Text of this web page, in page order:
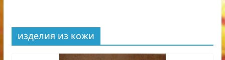
изделия из кожи